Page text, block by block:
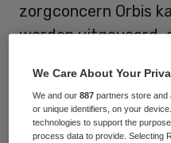
zorgconcern Orbis
worden uitgevoerd,
plan te financieren.
ziekenhuis dinsdag
We Care About Your
We and our887 partners store and
or unique identifiers, on your
technologies to support the
process data to provide. Selecting